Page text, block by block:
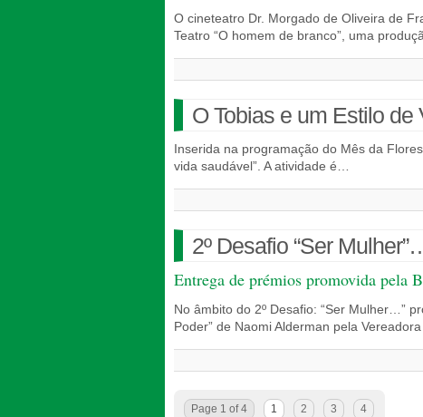
O cineteatro Dr. Morgado de Oliveira de
Teatro “O homem de branco”, uma
O Tobias e um Estilo de
Inserida na programação do Mês da
vida saudável”. A atividade é…
2º Desafio “Ser
Entrega de prémios promovida pela
No âmbito do 2º Desafio: “Ser Mulher…”
Poder” de Naomi Alderman pela
Page 1 of 4 1 2 3 4